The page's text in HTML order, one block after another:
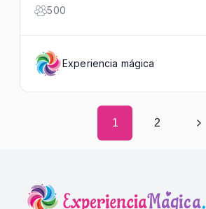
500
Experiencia mágica
1 2